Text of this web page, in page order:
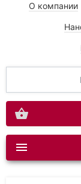
О компании